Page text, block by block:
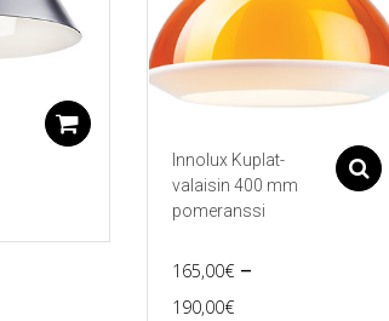
Innolux Kuplat-
valaisin 400 mm
pomeranssi
165,00€ –
190,00€Price